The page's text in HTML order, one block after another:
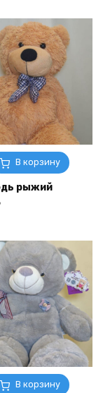
В корзину
рыжий
В корзину